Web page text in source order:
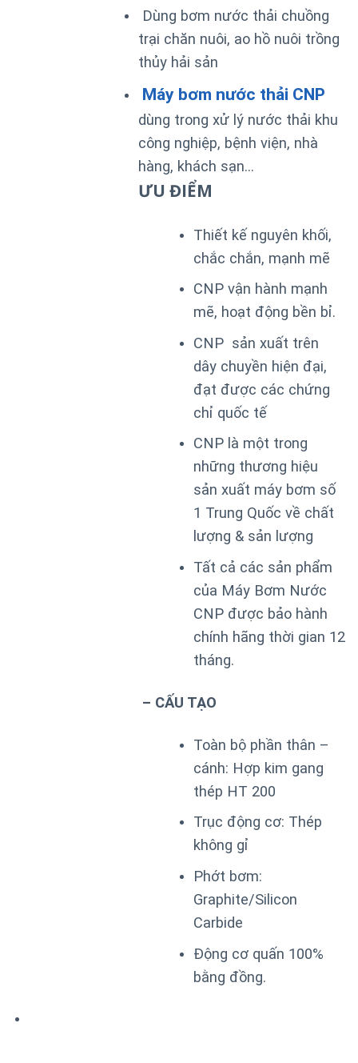
Dùng bơm nước thải chuồng
trại chăn nuôi, ao hồ nuôi trồng
thủy hải sản
Máy bơm nước thải CNP
dùng trong xử lý nước thải khu
công nghiệp, bệnh viện, nhà
hàng, khách sạn…
ƯU ĐIỂM
Thiết kế nguyên khối,
chắc chắn, mạnh mẽ
CNP vận hành mạnh
mẽ, hoạt động bền bỉ.
CNP sản xuất trên
dây chuyền hiện đại,
đạt được các chứng
chỉ quốc tế
CNP là một trong
những thương hiệu
sản xuất máy bơm số
1 Trung Quốc về chất
lượng & sản lượng
Tất cả các sản phẩm
của Máy Bơm Nước
CNP được bảo hành
chính hãng thời gian 12
tháng.
– CẤU TẠO
Toàn bộ phần thân –
cánh: Hợp kim gang
thép HT 200
Trục động cơ: Thép
không gỉ
Phớt bơm:
Graphite/Silicon
Carbide
Động cơ quấn 100%
bằng đồng.